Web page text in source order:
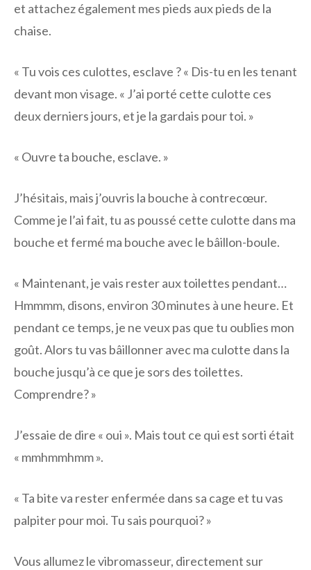
et attachez également mes pieds aux pieds de la
chaise.
« Tu vois ces culottes, esclave ? « Dis-tu en les tenant
devant mon visage. « J’ai porté cette culotte ces
deux derniers jours, et je la gardais pour toi. »
« Ouvre ta bouche, esclave. »
J’hésitais, mais j’ouvris la bouche à contrecœur.
Comme je l’ai fait, tu as poussé cette culotte dans ma
bouche et fermé ma bouche avec le bâillon-boule.
« Maintenant, je vais rester aux toilettes pendant…
Hmmmm, disons, environ 30 minutes à une heure. Et
pendant ce temps, je ne veux pas que tu oublies mon
goût. Alors tu vas bâillonner avec ma culotte dans la
bouche jusqu’à ce que je sors des toilettes.
Comprendre? »
J’essaie de dire « oui ». Mais tout ce qui est sorti était
« mmhmmhmm ».
« Ta bite va rester enfermée dans sa cage et tu vas
palpiter pour moi. Tu sais pourquoi? »
Vous allumez le vibromasseur, directement sur